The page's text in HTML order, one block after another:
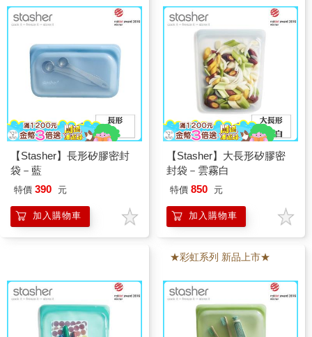
【Stasher】長形矽膠密封
袋－藍
特價 390 元
加入購物車
【Stasher】大長形矽膠密
封袋－雲霧白
特價 850 元
加入購物車
★彩虹系列 新品上市★